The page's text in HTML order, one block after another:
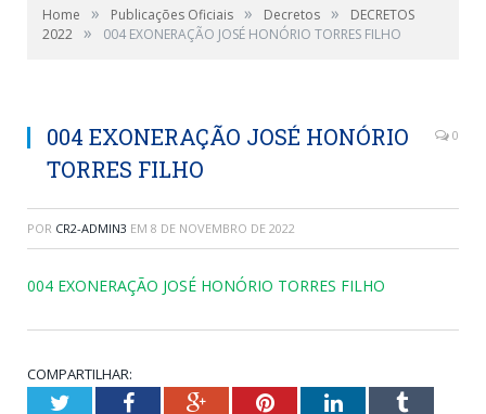
Home » Publicações Oficiais » Decretos »
DECRETOS
2022 » 004 EXONERAÇÃO JOSÉ HONÓRIO TORRES FILHO
004 EXONERAÇÃO JOSÉ HONÓRIO
TORRES FILHO
0
POR CR2-ADMIN3 EM 8 DE NOVEMBRO DE 2022
004 EXONERAÇÃO JOSÉ HONÓRIO TORRES FILHO
COMPARTILHAR:
TwitterFacebookGoogle+PinterestLinkedInTumblr